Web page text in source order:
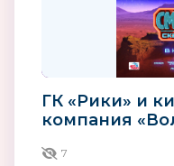
ГК «Рики» и
компания
7